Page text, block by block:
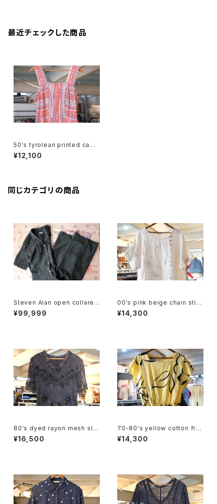
最近チェックした商品
50's tyrolean printed cami
Dress
¥12,100
同じカテゴリの商品
Steven Alan open collared
Jumpsuit "green"
¥99,999
00's pink beige chain stitc
hed linen pullover Dress
¥14,300
80's dyed rayon mesh sle
eve long Dress
¥16,500
70-80's yellow cotton fre
nch sleeve blouse Dress
¥14,300